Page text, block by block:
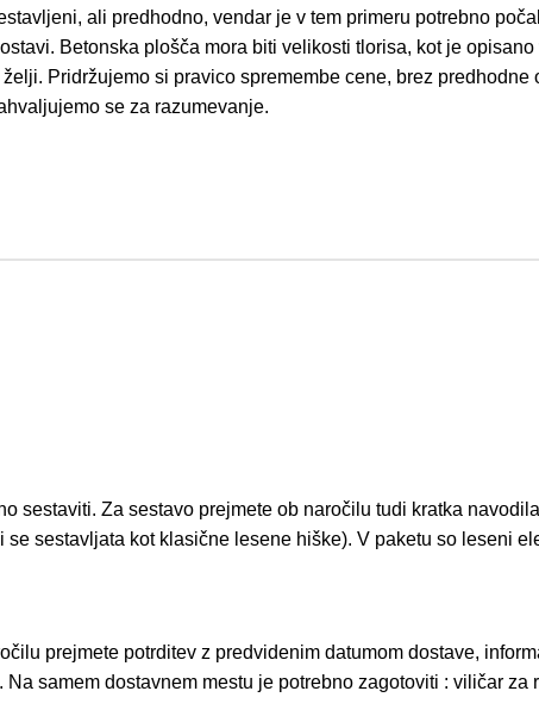
ali predhodno, vendar je v tem primeru potrebno
Betonska plošča mora biti velikosti tlorisa, kot je
Pridržujemo si pravico spremembe cene, brez
se za razumevanje.
sestaviti. Za sestavo prejmete ob naročilu tudi kratka
sestavljata kot klasične lesene hiške). V paketu so leseni
prejmete potrditev z predvidenim datumom dostave,
samem dostavnem mestu je potrebno zagotoviti : viličar